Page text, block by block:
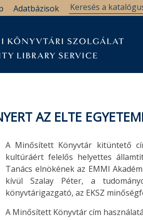
Adatbázisok
AZ ELTE
A Minősített Könyvtár kitüntető
kultúráért felelős helyettes
Tanács elnökének az EMMI
kívül Szalay Péter, a
könyvtárigazgató, az EKSZ
A Minősített Könyvtár cím